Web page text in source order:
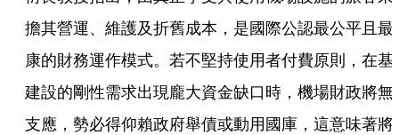
擔其營運、維護及折舊成本，是國際公認最公平且最
康的財務運作模式。若不堅持使用者付費原則，在基
建設的剛性需求出現龐大資金缺口時，機場財政將無
支應，勢必得仰賴政府舉債或動用國庫，這意味著將